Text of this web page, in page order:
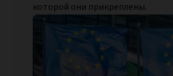
которой они прикреплены.